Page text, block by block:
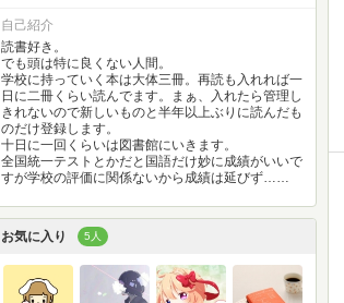
自己紹介
読書好き。
でも頭は特に良くない人間。
学校に持っていく本は大体三冊。再読も入れれば一
日に二冊くらい読んでます。まぁ、入れたら管理し
きれないので新しいものと半年以上ぶりに読んだも
のだけ登録します。
十日に一回くらいは図書館にいきます。
全国統一テストとかだと国語だけ妙に成績がいいで
すが学校の評価に関係ないから成績は延びず……
お気に入り 5人